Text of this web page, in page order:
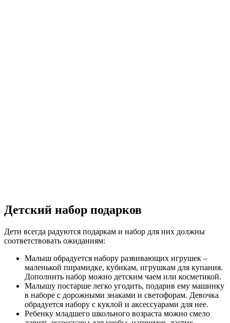
Детский набор подарков
Дети всегда радуются подаркам и набор для них должны
соответствовать ожиданиям:
Малыш обрадуется набору развивающих игрушек –
маленькой пирамидке, кубикам, игрушкам для купания.
Дополнить набор можно детским чаем или косметикой.
Малышу постарше легко угодить, подарив ему машинку
в наборе с дорожными знаками и светофорам. Девочка
обрадуется набору с куклой и аксессуарами для нее.
Ребенку младшего школьного возраста можно смело